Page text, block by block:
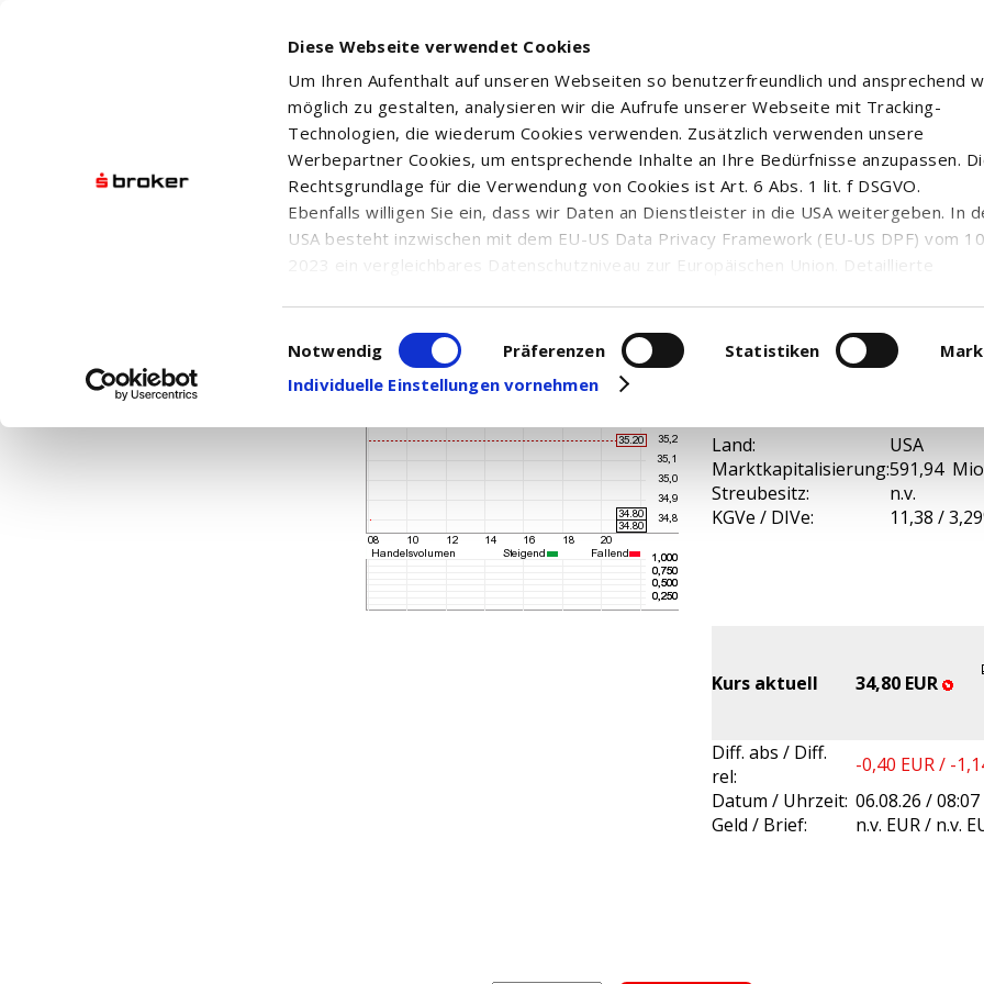
Diese Webseite verwendet Cookies
Um Ihren Aufenthalt auf unseren Webseiten so benutzerfreundlich und ansprechend
möglich zu gestalten, analysieren wir die Aufrufe unserer Webseite mit Tracking-
Technologien, die wiederum Cookies verwenden. Zusätzlich verwenden unsere
Werbepartner Cookies, um entsprechende Inhalte an Ihre Bedürfnisse anzupassen.
Rechtsgrundlage für die Verwendung von Cookies ist Art. 6 Abs. 1 lit. f DSGVO.
Ebenfalls willigen Sie ein, dass wir Daten an Dienstleister in die USA weitergeben. In
USA besteht inzwischen mit dem EU-US Data Privacy Framework (EU-US DPF) vom
2023 ein vergleichbares Datenschutzniveau zur Europäischen Union. Detaillierte
in den USA, finden Sie auf unserer Seite zumDatenschutz. Dort können Sie Ihre
Einwilligung auch jederzeit widerrufen oder anpassen.
Einwilligungsauswahl
Notwendig Präferenzen Statistiken
Individuelle Einstellungen vornehmen
BAR HARBOR BANKSHARES REGISTERED SHAR...
Land:
USA
Marktkapitalisierung:591,94
Streubesitz:
n.v.
KGVe / DIVe:
11,38 /
Kurs aktuell 34,80 EUR
Diff. abs / Diff.
rel:
-0,40 EUR / -
Datum / Uhrzeit: 06.08.26 / 08:07
Geld / Brief:
n.v. EUR / n.v.